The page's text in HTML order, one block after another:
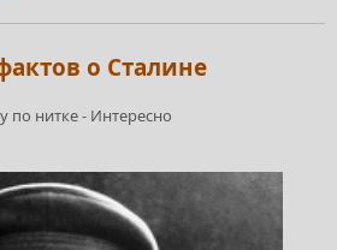
о Сталине
по нитке- Интересно